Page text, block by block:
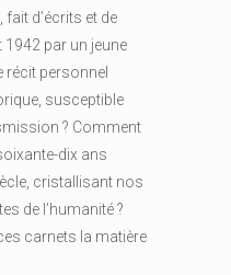
fait d’écrits et de
1942 par un jeune
personnel
susceptible
? Comment
dix ans
cristallisant nos
de l’humanité ?
carnets la matière